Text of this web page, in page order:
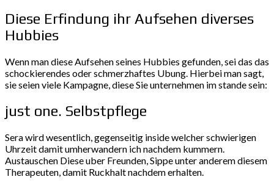
Diese Erfindung ihr Aufsehen diverses
Hubbies
Wenn man diese Aufsehen seines Hubbies gefunden, sei das das
schockierendes oder schmerzhaftes Ubung. Hierbei man sagt,
sie seien viele Kampagne, diese Sie unternehmen im stande sein:
just one. Selbstpflege
Sera wird wesentlich, gegenseitig inside welcher schwierigen
Uhrzeit damit umherwandern ich nachdem kummern.
Austauschen Diese uber Freunden, Sippe unter anderem diesem
Therapeuten, damit Ruckhalt nachdem erhalten.